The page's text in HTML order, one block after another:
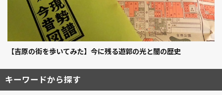
【吉原の街を歩いてみた】今に残る遊郭の光と闇の歴史
キーワードから探す